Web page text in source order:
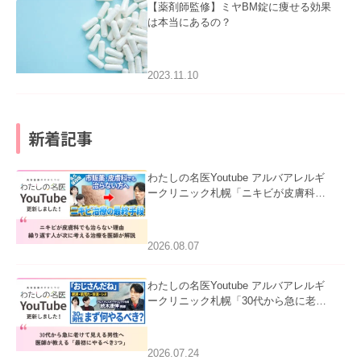
【薬剤師監修】ミヤBM錠に痩せる効果
は本当にあるの？
2023.11.10
新着記事
わたしの名医Youtube アルバアレルギ
ークリニック札幌「ニキビが皮膚科で
ました。
2026.08.07
わたしの名医Youtube アルバアレルギ
ークリニック札幌「30代から急に老け
た。
2026.07.24